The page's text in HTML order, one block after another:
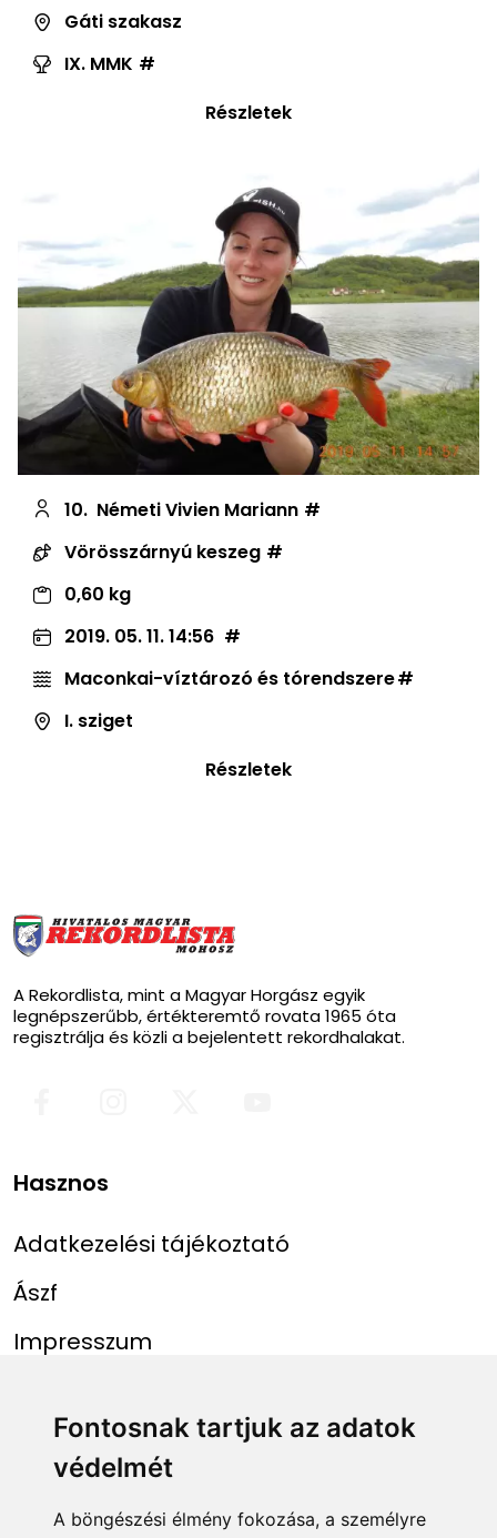
Fontosnak tartjuk az adatok
védelmét
A böngészési élmény fokozása, a személyre
Gáti szakasz
IX. MMK
Részletek
10. Németi Vivien Mariann
Vörösszárnyú keszeg
0,60 kg
2019. 05. 11. 14:56
Maconkai-víztározó és tórendszere
I. sziget
Részletek
A Rekordlista, mint a Magyar Horgász egyik
legnépszerűbb, értékteremtő rovata 1965 óta
regisztrálja és közli a bejelentett rekordhalakat.
Hasznos
Adatkezelési tájékoztató
Ászf
Impresszum
Menü
Főoldal
Rekordlista
Linkek
mohosz.hu